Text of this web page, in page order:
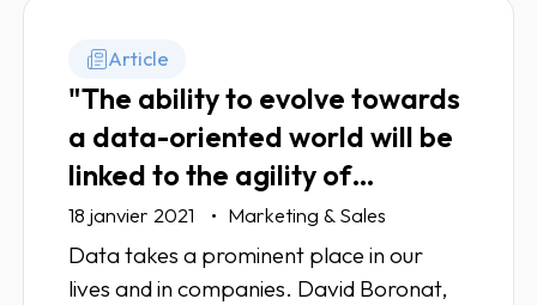
Article
"The ability to evolve towards
a data-oriented world will be
linked to the agility of
structures"
18 janvier 2021 Marketing & Sales
Data takes a prominent place in our
lives and in companies. David Boronat,